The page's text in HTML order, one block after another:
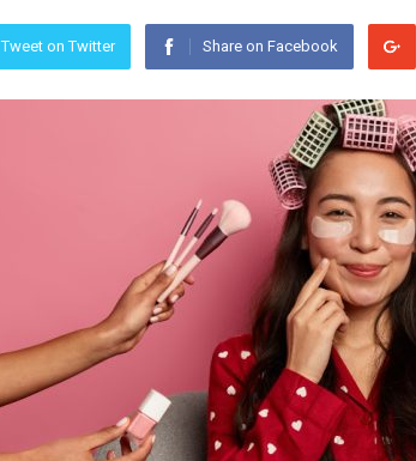
Tweet on Twitter Share on Facebook